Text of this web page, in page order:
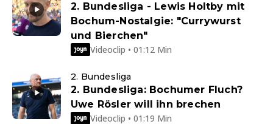
2. Bundesliga - Lewis Holtby mit
Bochum-Nostalgie: "Currywurst
und Bierchen"
Videoclip • 01:12 Min
2. Bundesliga
2. Bundesliga: Bochumer Fluch?
Uwe Rösler will ihn brechen
Videoclip • 01:19 Min